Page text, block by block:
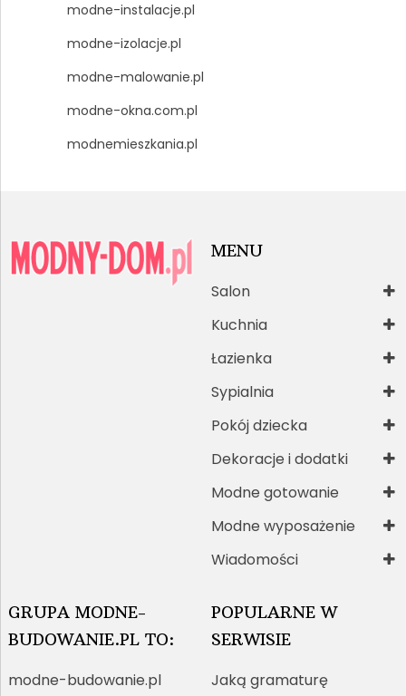
modne-instalacje.pl
modne-izolacje.pl
modne-malowanie.pl
modne-okna.com.pl
modnemieszkania.pl
MENU
Salon
Kuchnia
Łazienka
Sypialnia
Pokój dziecka
Dekoracje i dodatki
Modne gotowanie
Modne wyposażenie
Wiadomości
GRUPA MODNE-
BUDOWANIE.PL TO:
modne-budowanie.pl
POPULARNE W
SERWISIE
Jaką gramaturę